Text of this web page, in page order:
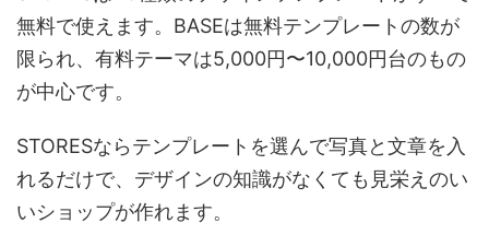
無料で使えます。BASEは無料テンプレートの数が
限られ、有料テーマは5,000円〜10,000円台のもの
が中心です。
STORESならテンプレートを選んで写真と文章を入
れるだけで、デザインの知識がなくても見栄えのい
いショップが作れます。